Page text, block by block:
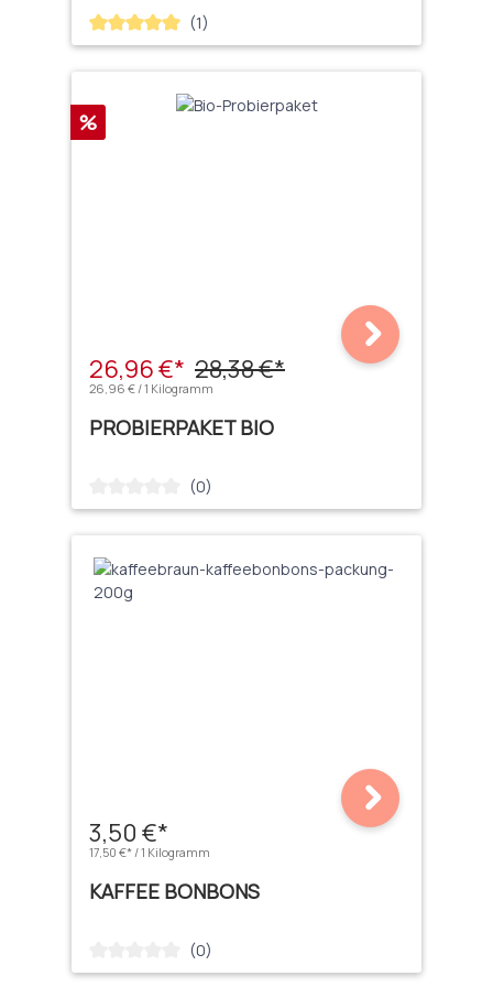
Durchschnittliche Bewertung von 5 von 5 Sternen
(1)
Rabatt
%
26,96 €* 28,38 €*
26,96 € / 1 Kilogramm
PROBIERPAKET BIO
Durchschnittliche Bewertung von 0 von 5 Sternen
(0)
3,50 €*
17,50 €* / 1 Kilogramm
KAFFEE BONBONS
Durchschnittliche Bewertung von 0 von 5 Sternen
(0)